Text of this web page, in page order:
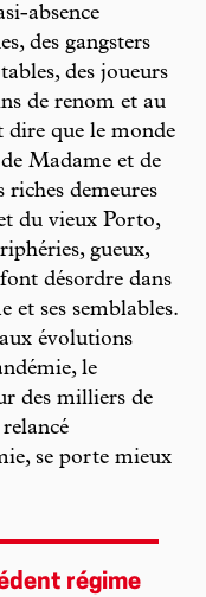
absence
des gangsters
des joueurs
de renom et au
dire que le monde
Madame et de
riches demeures
du vieux Porto,
gueux,
désordre dans
et ses semblables.
évolutions
le
des milliers de
se porte mieux
régime